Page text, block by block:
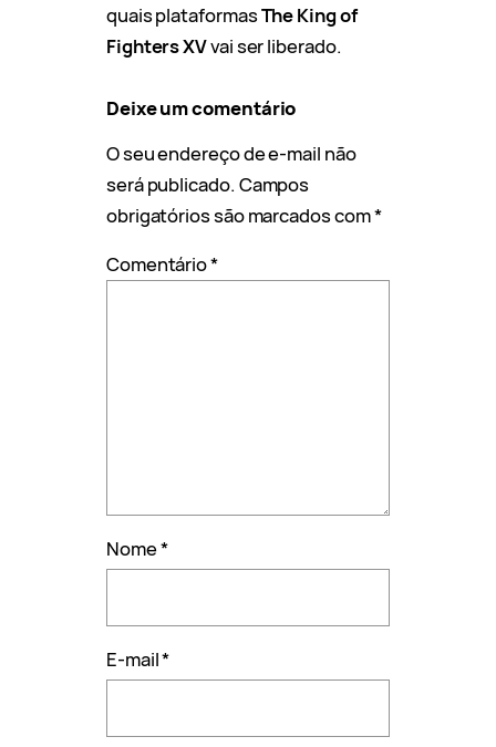
quais plataformasThe King of
Fighters XVvai ser liberado.
Deixe um comentário
O seu endereço de e-mail não
será publicado. Campos
obrigatórios são marcados com*
Comentário*
Nome*
E-mail*